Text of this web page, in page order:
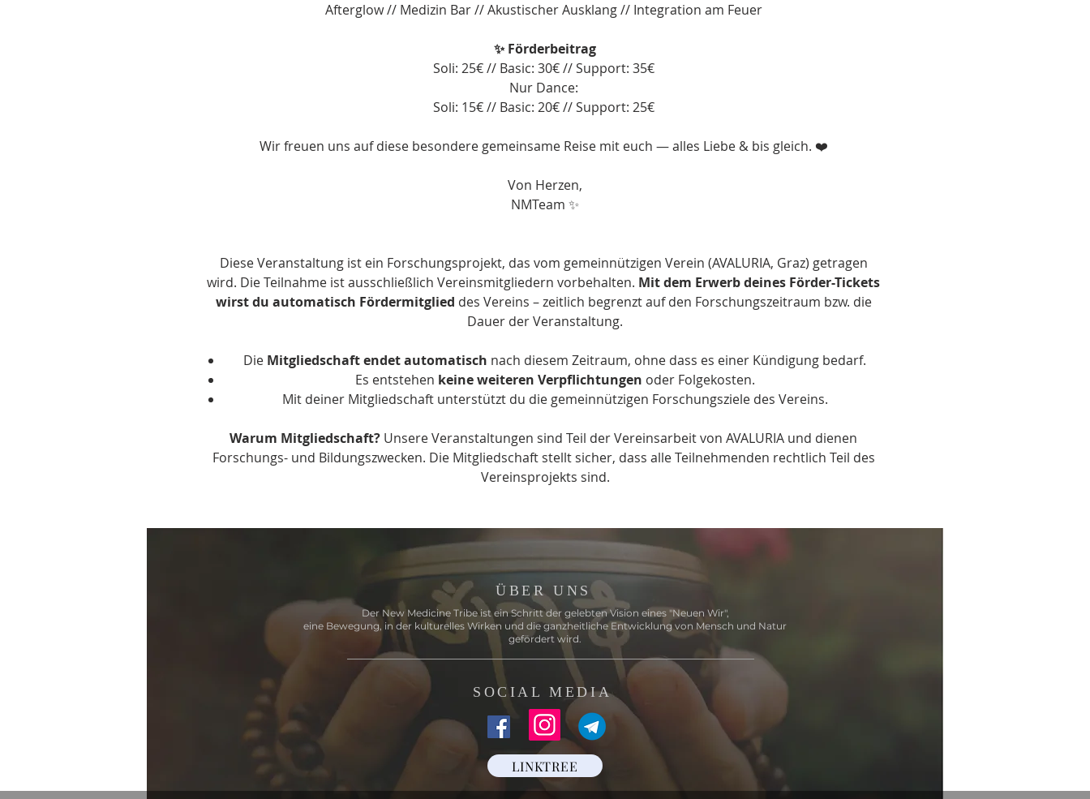
Afterglow // Medizin Bar // Akustischer Ausklang // Integration am Feuer
✨ Förderbeitrag
Soli: 25€ // Basic: 30€ // Support: 35€
Nur Dance:
Soli: 15€ // Basic: 20€ // Support: 25€
Wir freuen uns auf diese besondere gemeinsame Reise mit euch — alles Liebe & bis gleich. ❤️
Von Herzen,
NMTeam ✨
Diese Veranstaltung ist ein Forschungsprojekt, das vom gemeinnützigen Verein (AVALURIA, Graz) getragen
wird. Die Teilnahme ist ausschließlich Vereinsmitgliedern vorbehalten. Mit dem Erwerb deines Förder-Tickets
wirst du automatisch Fördermitglied des Vereins – zeitlich begrenzt auf den Forschungszeitraum bzw. die
Dauer der Veranstaltung.
Die Mitgliedschaft endet automatisch nach diesem Zeitraum, ohne dass es einer Kündigung bedarf.
Es entstehen keine weiteren Verpflichtungen oder Folgekosten.
Mit deiner Mitgliedschaft unterstützt du die gemeinnützigen Forschungsziele des Vereins.
Warum Mitgliedschaft? Unsere Veranstaltungen sind Teil der Vereinsarbeit von AVALURIA und dienen
Forschungs- und Bildungszwecken. Die Mitgliedschaft stellt sicher, dass alle Teilnehmenden rechtlich Teil des
Vereinsprojekts sind.
ÜBER UNS
Der New Medicine Tribe ist ein Schritt der gelebten Vision eines "Neuen Wir",
eine Bewegung, in der kulturelles Wirken und die ganzheitliche Entwicklung von Mensch und Natur
gefördert wird.
SOCIAL MEDIA
LINKTREE